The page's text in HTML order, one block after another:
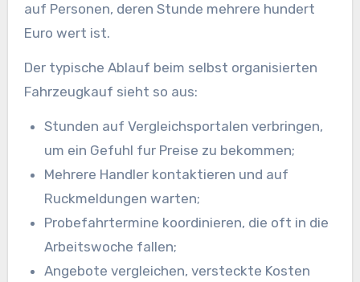
auf Personen, deren Stunde mehrere hundert
Euro wert ist.
Der typische Ablauf beim selbst organisierten
Fahrzeugkauf sieht so aus:
Stunden auf Vergleichsportalen verbringen,
um ein Gefuhl fur Preise zu bekommen;
Mehrere Handler kontaktieren und auf
Ruckmeldungen warten;
Probefahrtermine koordinieren, die oft in die
Arbeitswoche fallen;
Angebote vergleichen, versteckte Kosten